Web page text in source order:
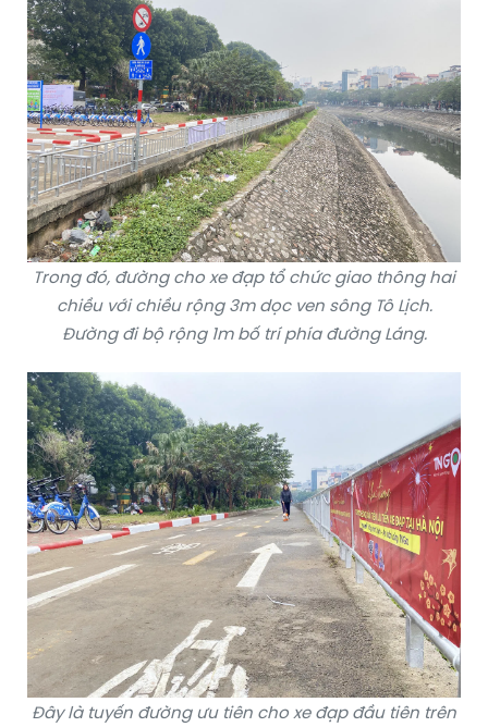
Trong đó, đường cho xe đạp tổ chức giao thông hai
chiều với chiều rộng 3m dọc ven sông Tô Lịch.
Đường đi bộ rộng 1m bố trí phía đường Láng.
Đây là tuyến đường ưu tiên cho xe đạp đầu tiên trên